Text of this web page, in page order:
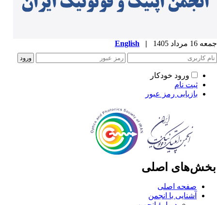
مرداد 1405 |
English
ورود خودکار
ثبت نام
بازیابی رمز عبور
اصلی
صفحه اصلی
آشنایی با انجمن